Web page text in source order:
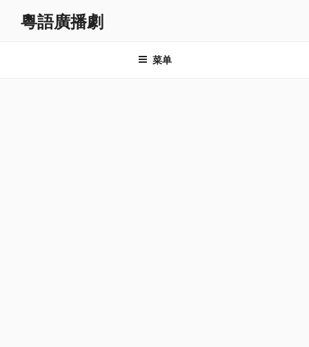
粵語廣播劇
菜单